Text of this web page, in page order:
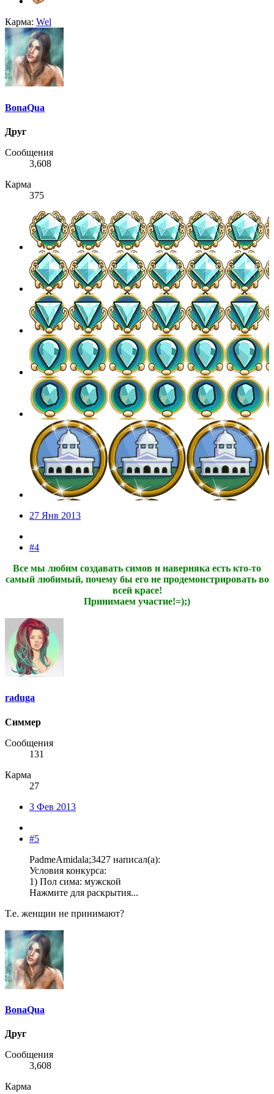
Карма: Wel
BonaQua
Друг
Сообщения
3,608
Карма
375
27 Янв 2013
#4
Все мы любим создавать симов и наверняка есть кто-то
самый любимый, почему бы его не продемонстрировать во
всей красе!
Принимаем участие!=);)
raduga
Симмер
Сообщения
131
Карма
27
3 Фев 2013
#5
PadmeAmidala;3427 написал(а):
Условия конкурса:
1) Пол сима: мужской
Нажмите для раскрытия...
Т.е. женщин не принимают?
BonaQua
Друг
Сообщения
3,608
Карма